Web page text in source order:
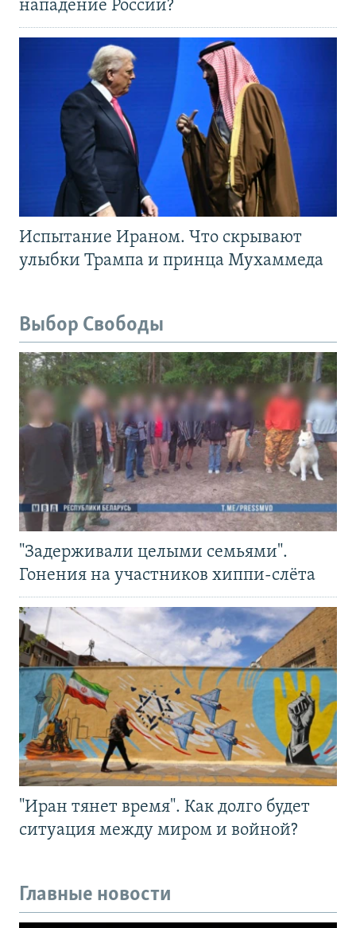
нападение России?
Испытание Ираном. Что скрывают
улыбки Трампа и принца Мухаммеда
Выбор Свободы
"Задерживали целыми семьями".
Гонения на участников хиппи-слёта
"Иран тянет время". Как долго будет
ситуация между миром и войной?
Главные новости